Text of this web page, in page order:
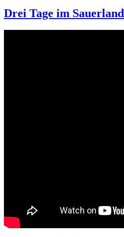
Drei Tage im Sauerland